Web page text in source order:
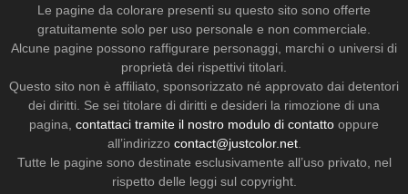
Le pagine da colorare presenti su questo sito sono offerte
gratuitamente solo per uso personale e non commerciale.
Alcune pagine possono raffigurare personaggi, marchi o universi di
proprietà dei rispettivi titolari.
Questo sito non è affiliato, sponsorizzato né approvato dai detentori
dei diritti. Se sei titolare di diritti e desideri la rimozione di una
pagina, contattaci tramite il nostro modulo di contatto oppure
all’indirizzo contact@justcolor.net.
Tutte le pagine sono destinate esclusivamente all’uso privato, nel
rispetto delle leggi sul copyright.